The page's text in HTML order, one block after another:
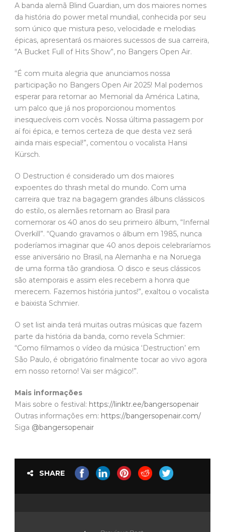
A banda alemã Blind Guardian, um dos maiores nomes
da história do power metal mundial, conhecida por seu
som único que mistura peso, velocidade e melodias
épicas, apresentará os maiores sucessos de sua carreira,
“A Bucket Full of Hits Show”, no Bangers Open Air.
“É com muita alegria que anunciamos nossa
participação no Bangers Open Air 2025! Mal podemos
esperar para retornar ao Memorial da América Latina,
um palco que já nos proporcionou momentos
inesquecíveis com vocês. Nossa última passagem por
aí foi épica, e temos certeza de que desta vez será
ainda mais especial!”, comentou o vocalista Hansi
Kürsch.
O Destruction é considerado um dos maiores
expoentes do thrash metal do mundo. Com uma
carreira que traz na bagagem grandes álbuns clássicos
do estilo, os alemães retornam ao Brasil para
comemorar os 40 anos do seu primeiro álbum, “Infernal
Overkill”. “Quando gravamos o álbum em 1985, nunca
poderíamos imaginar que 40 anos depois celebraríamos
esse aniversário no Brasil, na Alemanha e na Noruega
de uma forma tão grandiosa. O disco e seus clássicos
são atemporais e assim eles recebem a honra que
merecem. Fazemos história juntos!”, exaltou o vocalista
e baixista Schmier.
O set list ainda terá muitas outras músicas que fazem
parte da história da banda, como revela Schmier:
“Como filmamos o vídeo da música ‘Destruction’ em
São Paulo, é obrigatório finalmente tocar ao vivo agora
em nosso retorno! Vai ser mágico!”.
Mais informações
Mais sobre o festival: https://linktr.ee/bangersopenair
Outras informações em: https://bangersopenair.com/
Siga @bangersopenair
SHARE